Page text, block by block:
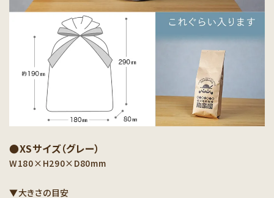
●XSサイズ（グレー）
W180×H290×D80mm
▼大きさの目安